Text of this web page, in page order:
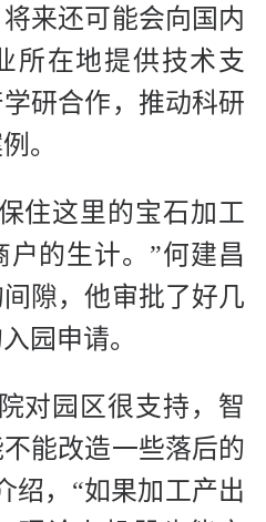
来还可能会向国内
所在地提供技术支
研合作，推动科研
。
住这里的宝石加工
的生计。”何建昌
隙，他审批了好几
园申请。
对园区很支持，智
能改造一些落后的
绍，“如果加工产出